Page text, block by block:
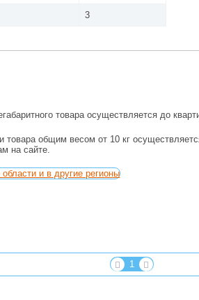
3
товара осуществляется до
и товара общим весом от 10 кг
на сайте.
и в другие регионы
1